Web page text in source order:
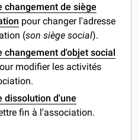
changement de siège
pour changer l'adresse
(son siège social).
changement d'objet social
modifier les activités
dissolution d'une
fin à l'association.